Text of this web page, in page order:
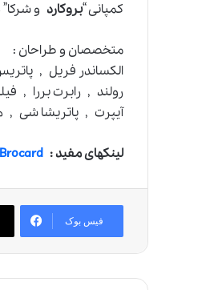
کمپانی “بروکارد و شرکا” در
متخصصان و طراحان :
الکساندر فریل ,
رولند , رابرت بررا ,
آیپرت , پاتریشا شی ,
لینکهای مفید : Brocard
فیس بوک